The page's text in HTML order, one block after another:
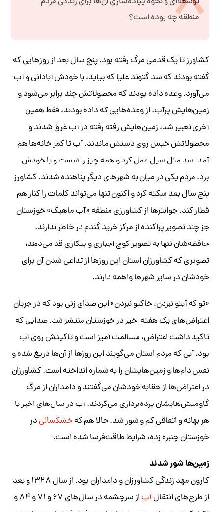
منطقه چه بوده است؟
کشاورز تا یک قدمی مرگ رفته بود. پنج سال بعد از روزهایی که
گفته بودند که سد گتوند علیا که بیاید، با خودش آبادانی و آب
می‌آورد. وعده داده بودند که محصولاتش چند برابر می‌شود و
زمین‌هایش پرآب. از وعده‌هایی که داده بودند، فقط همین
آخری تعبیر شد، زمین‌هایش رفته رفته در آب غرق شدند و
محصولاتش خیس روی دستش ماندند. آب تا کمر خانه‌ها هم
آمد. سد مثل سیل عمل کرد و همه چیز را شست و با خودش
برد. مردم یکی در میان به شهرهای دیگر پناهنده شدند. کشاورز
پنج سال بعد سکته کرد و اکنون تنها می‌تواند کلمات را کنار هم
قطار کند. جوانترها از کشاورزی منطقه «آب ماهیک» خوزستان
جز چند تصویر پراکنده از مرکز خرید گندم در خاطر ندارند.
حافظه‌شان تنها به تصویر کوچ اجباری و بیکاری قد می‌دهد،
تصویری که کشاورزان استان این روزها از تداعی شدن آن برای
خودشان در سایر شهرها واهمه دارند.
«تو که آبتو نبردن، خاکتو نبردن» این صدای زنی بود که در جریان
اعتراض‌های یک هفته اخیر در خوزستان منتشر شد. صدایی که
تاکید داشت اعتراض، مسالمت آمیز است و تاکیدش روی آب
بود. آبی که مردم استان می‌گویند این روزها از آن‌ها دریغ شده و
نفس دام‌ها و زمین‌هایشان را به شماره انداخته است. کشاورزان
در اعتراض‌ها از حقابه خودشان می‌گفتند و دامداران از مرگ
گاومیش‌هایشان پرده‌برداری می‌کردند. آب در سال‌های اخیر با
هر بهانه و اتفاقی کم و شور شد. حالا هم کهخشکسالیدر
خوزستان چنبره زده، شرایط طاقت‌فرسا شده است.
زمین‌ها شور شدند
کارون مهد زندگی کشاورزان و دامداران بود. از سال ۱۳۲۸ و بعد
از طرح‌های انتقالآب
از سرچشمه در سال‌های ۶۷ و ۷۱ و ۸۴ و